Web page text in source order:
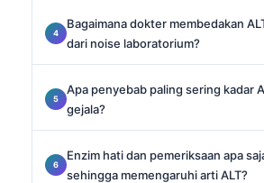
Bagaimana dokter membedakan
dari noise laboratorium?
Apa penyebab paling sering kadar
gejala?
Enzim hati dan pemeriksaan apa
sehingga memengaruhi arti ALT?